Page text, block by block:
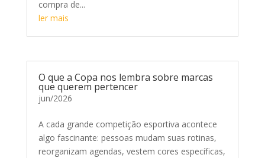
compra de...
ler mais
O que a Copa nos lembra sobre marcas
que querem pertencer
jun/2026
A cada grande competição esportiva acontece
algo fascinante: pessoas mudam suas rotinas,
reorganizam agendas, vestem cores específicas,